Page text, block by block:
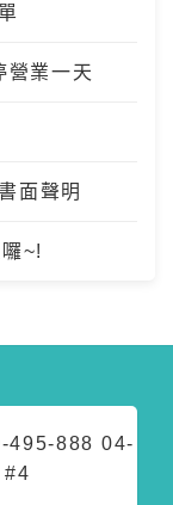
營業一天
面聲明
~!
495-888 04-
#4